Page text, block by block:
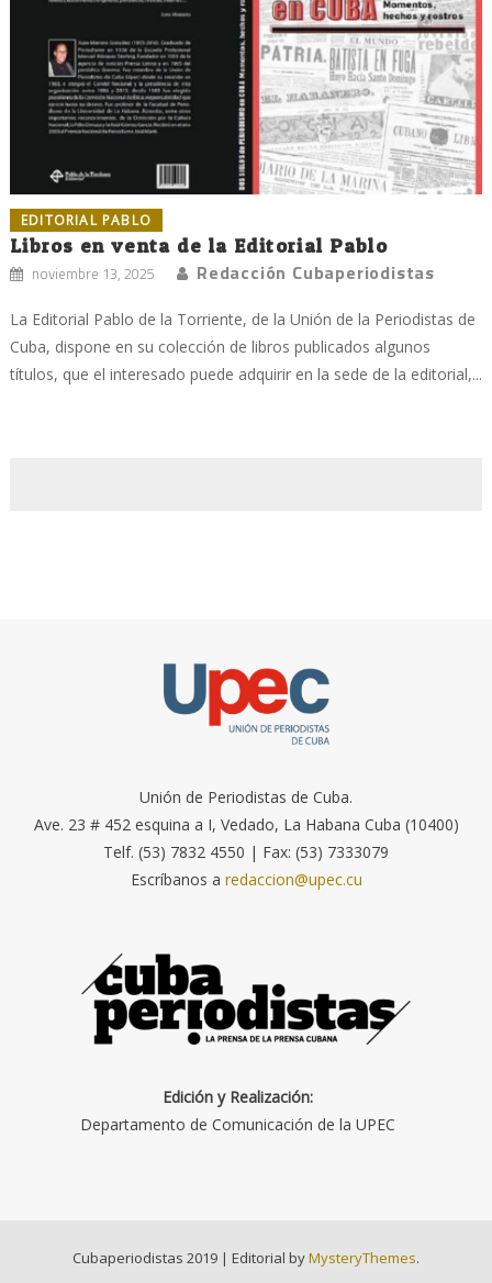
EDITORIAL PABLO
Libros en venta de la Editorial Pablo
noviembre 13, 2025 Redacción Cubaperiodistas
La Editorial Pablo de la Torriente, de la Unión de la Periodistas de
Cuba, dispone en su colección de libros publicados algunos
títulos, que el interesado puede adquirir en la sede de la editorial,...
Unión de Periodistas de Cuba.
Ave. 23 # 452 esquina a I, Vedado, La Habana Cuba (10400)
Telf. (53) 7832 4550 | Fax: (53) 7333079
Escríbanos a redaccion@upec.cu
Edición y Realización:
Departamento de Comunicación de la UPEC
Cubaperiodistas 2019 | Editorial byMysteryThemes.